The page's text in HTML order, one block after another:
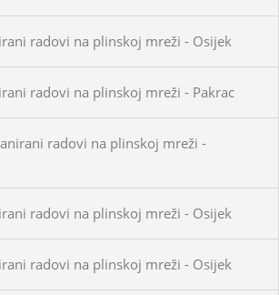
radovi na plinskoj mreži - Osijek
radovi na plinskoj mreži - Pakrac
radovi na plinskoj mreži -
radovi na plinskoj mreži - Osijek
radovi na plinskoj mreži - Osijek